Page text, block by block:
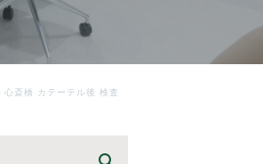
心斎橋 カテーテル後 検査